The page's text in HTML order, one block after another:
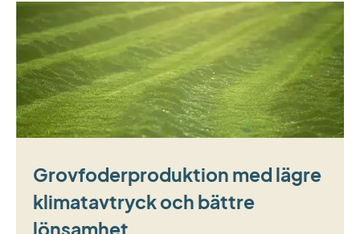
Grovfoderproduktion med lägre
klimatavtryck och bättre
lönsamhet